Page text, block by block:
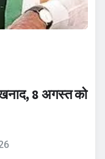
8 अगस्त को